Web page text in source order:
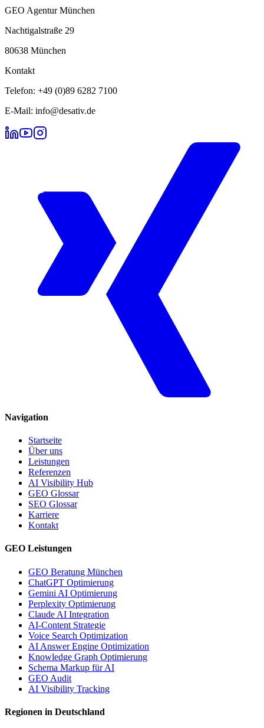
GEO Agentur München
Nachtigalstraße 29
80638 München
Kontakt
Telefon: +49 (0)89 6282 7100
E-Mail: info@desativ.de
Navigation
Startseite
Über uns
Leistungen
Referenzen
AI Visibility Hub
GEO Glossar
SEO Glossar
Karriere
Kontakt
GEO Leistungen
GEO Beratung München
ChatGPT Optimierung
Gemini AI Optimierung
Perplexity Optimierung
Claude AI Integration
AI-Content Strategie
Voice Search Optimization
AI Answer Engine Optimization
Knowledge Graph Optimierung
Schema Markup für AI
GEO Audit
AI Visibility Tracking
Regionen in Deutschland